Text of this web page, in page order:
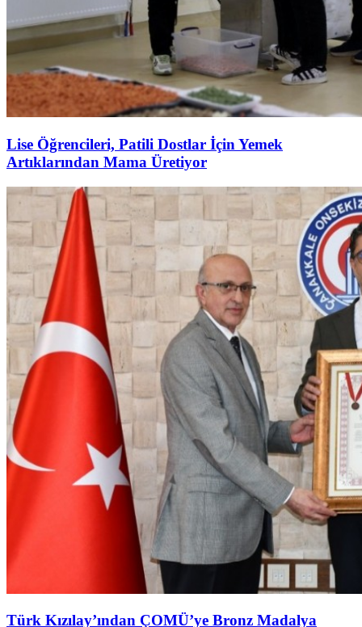
Lise Öğrencileri, Patili Dostlar İçin Yemek
Artıklarından Mama Üretiyor
Türk Kızılay’ından ÇOMÜ’ye Bronz Madalya